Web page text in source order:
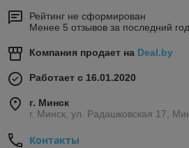
Рейтинг не сформирован
Менее 5 отзывов за последний год
Компания продает на Deal.by
Работает с 16.01.2020
г. Минск
г. Минск, ул. Радашковская 17,
Контакты